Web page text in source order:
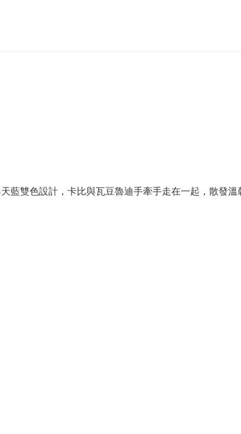
雙色設計，卡比與瓦豆魯迪手牽手走在一起，散發溫